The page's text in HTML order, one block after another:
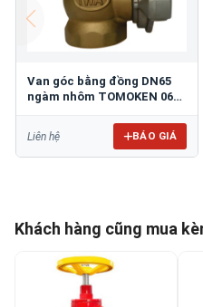
Van góc bằng đồng DN65
ngàm nhôm TOMOKEN 06-
Liên hệ BÁO GIÁ
Khách hàng cũng mua